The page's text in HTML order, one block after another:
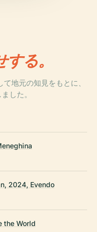
る。
地元の知見をもとに、
した。
2024, Evendo
the World